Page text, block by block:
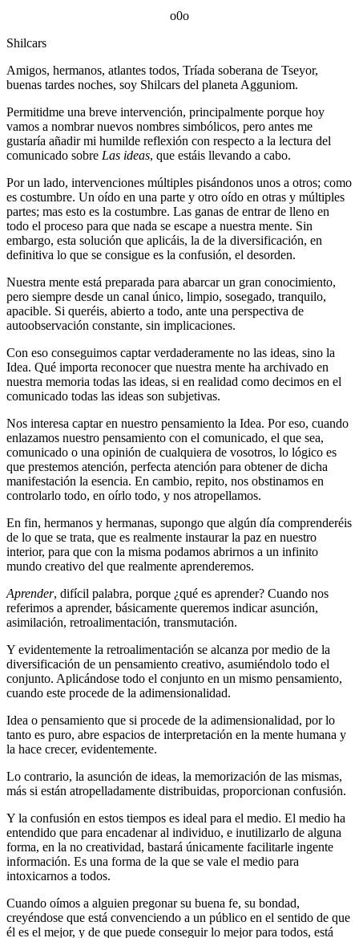
o0o
Shilcars
Amigos, hermanos, atlantes todos, Tríada soberana de Tseyor,
buenas tardes noches, soy Shilcars del planeta Agguniom.
Permitidme una breve intervención, principalmente porque hoy
vamos a nombrar nuevos nombres simbólicos, pero antes me
gustaría añadir mi humilde reflexión con respecto a la lectura del
comunicado sobre Las ideas, que estáis llevando a cabo.
Por un lado, intervenciones múltiples pisándonos unos a otros; como
es costumbre. Un oído en una parte y otro oído en otras y múltiples
partes; mas esto es la costumbre. Las ganas de entrar de lleno en
todo el proceso para que nada se escape a nuestra mente. Sin
embargo, esta solución que aplicáis, la de la diversificación, en
definitiva lo que se consigue es la confusión, el desorden.
Nuestra mente está preparada para abarcar un gran conocimiento,
pero siempre desde un canal único, limpio, sosegado, tranquilo,
apacible. Si queréis, abierto a todo, ante una perspectiva de
autoobservación constante, sin implicaciones.
Con eso conseguimos captar verdaderamente no las ideas, sino la
Idea. Qué importa reconocer que nuestra mente ha archivado en
nuestra memoria todas las ideas, si en realidad como decimos en el
comunicado todas las ideas son subjetivas.
Nos interesa captar en nuestro pensamiento la Idea. Por eso, cuando
enlazamos nuestro pensamiento con el comunicado, el que sea,
comunicado o una opinión de cualquiera de vosotros, lo lógico es
que prestemos atención, perfecta atención para obtener de dicha
manifestación la esencia. En cambio, repito, nos obstinamos en
controlarlo todo, en oírlo todo, y nos atropellamos.
En fin, hermanos y hermanas, supongo que algún día comprenderéis
de lo que se trata, que es realmente instaurar la paz en nuestro
interior, para que con la misma podamos abrirnos a un infinito
mundo creativo del que realmente aprenderemos.
Aprender, difícil palabra, porque ¿qué es aprender? Cuando nos
referimos a aprender, básicamente queremos indicar asunción,
asimilación, retroalimentación, transmutación.
Y evidentemente la retroalimentación se alcanza por medio de la
diversificación de un pensamiento creativo, asumiéndolo todo el
conjunto. Aplicándose todo el conjunto en un mismo pensamiento,
cuando este procede de la adimensionalidad.
Idea o pensamiento que si procede de la adimensionalidad, por lo
tanto es puro, abre espacios de interpretación en la mente humana y
la hace crecer, evidentemente.
Lo contrario, la asunción de ideas, la memorización de las mismas,
más si están atropelladamente distribuidas, proporcionan confusión.
Y la confusión en estos tiempos es ideal para el medio. El medio ha
entendido que para encadenar al individuo, e inutilizarlo de alguna
forma, en la no creatividad, bastará únicamente facilitarle ingente
información. Es una forma de la que se vale el medio para
intoxicarnos a todos.
Cuando oímos a alguien pregonar su buena fe, su bondad,
creyéndose que está convenciendo a un público en el sentido de que
él es el mejor, y de que puede conseguir lo mejor para todos, está